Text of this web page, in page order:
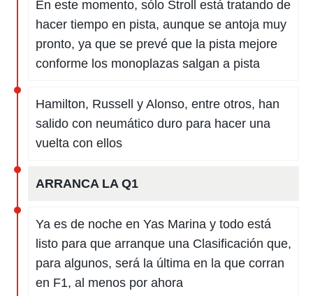
En este momento, sólo Stroll está tratando de
hacer tiempo en pista, aunque se antoja muy
pronto, ya que se prevé que la pista mejore
conforme los monoplazas salgan a pista
Hamilton, Russell y Alonso, entre otros, han
salido con neumático duro para hacer una
vuelta con ellos
ARRANCA LA Q1
Ya es de noche en Yas Marina y todo está
listo para que arranque una Clasificación que,
para algunos, será la última en la que corran
en F1, al menos por ahora